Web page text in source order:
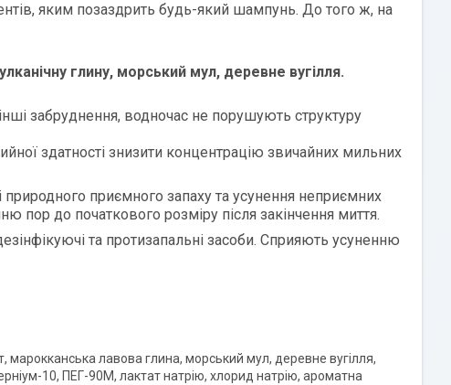
яким позаздрить будь-який шампунь. До того ж, на
глину, морський мул, деревне вугілля.
забруднення, водночас не порушують структуру
здатності знизити концентрацію звичайних мильних
природного приємного запаху та усунення неприємних
пор до початкового розміру після закінчення миття.
та протизапальні засоби. Сприяють усуненню
лавова глина, морський мул, деревне вугілля,
10, ПЕГ-90М, лактат натрію, хлорид натрію, ароматна